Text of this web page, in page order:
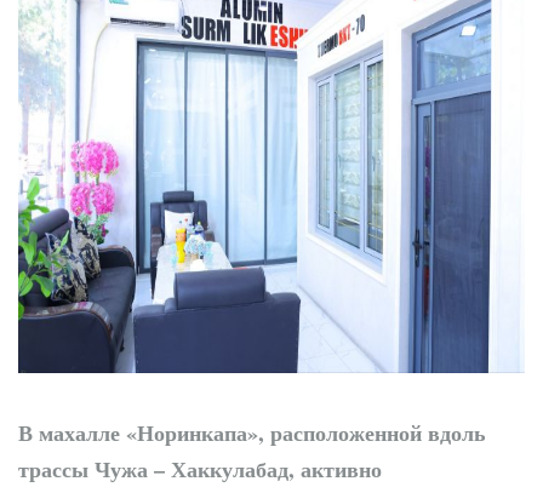
В махалле «Норинкапа», расположенной вдоль
трассы Чужа – Хаккулабад, активно